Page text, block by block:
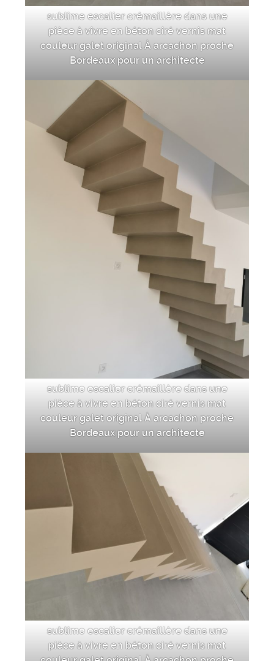
sublime escalier crémaillère dans une
pièce à vivre en béton ciré vernis mat
couleur galet original À arcachon proche
Bordeaux pour un architecte
sublime escalier crémaillère dans une
pièce à vivre en béton ciré vernis mat
couleur galet original À arcachon proche
Bordeaux pour un architecte
sublime escalier crémaillère dans une
pièce à vivre en béton ciré vernis mat